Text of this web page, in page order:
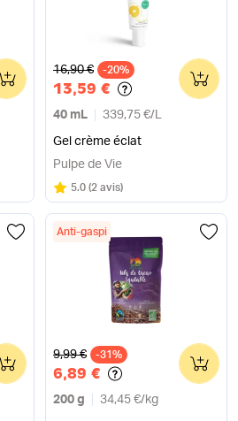
0 Ancien prix
16,90 € -20%
13,59 €
40 mL 339,75 €/ L
Gel crème éclat
0
Pulpe de Vie
Note
5.0 sur 5
(2 avis)
0
Anti-gaspi
Ancien prix
9,99 € -31%
6,89 €
200 g 34,45 €/ kg
0